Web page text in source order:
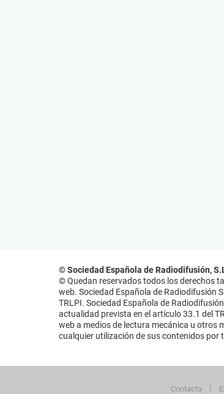
© Sociedad Española de Radiodifusión,
© Quedan reservados todos los derechos
web. Sociedad Española de Radiodifusión
TRLPI. Sociedad Española de
actualidad prevista en el artículo 33.1 del
web a medios de lectura mecánica u otros
cualquier utilización de sus contenidos por
Contacta